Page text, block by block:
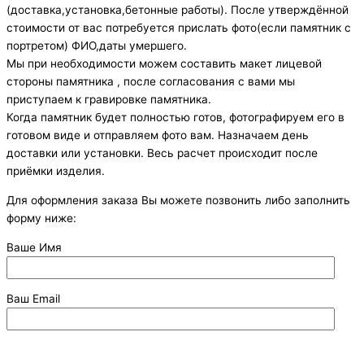
(доставка,установка,бетонные работы). После утверждённой
стоимости от вас потребуется прислать фото(если памятник с
портретом) ФИО,даты умершего.
Мы при необходимости можем составить макет лицевой
стороны памятника , после согласования с вами мы
приступаем к гравировке памятника.
Когда памятник будет полностью готов, фотографируем его в
готовом виде и отправляем фото вам. Назначаем день
доставки или установки. Весь расчет происходит после
приёмки изделия.
Для оформления заказа Вы можете позвонить либо заполнить
форму ниже:
Ваше Имя
Ваш Email